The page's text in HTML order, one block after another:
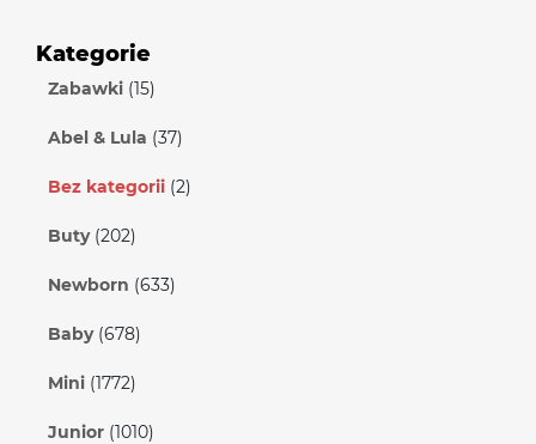
Kategorie
Zabawki (15)
Abel & Lula (37)
Bez kategorii (2)
Buty (202)
Newborn (633)
Baby (678)
Mini (1772)
Junior (1010)